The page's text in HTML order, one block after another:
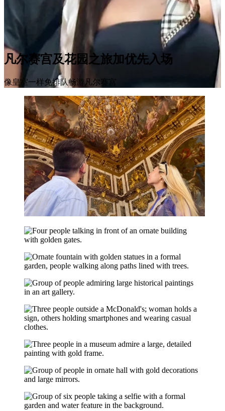
凡尔赛宫及花园之旅加优先入场
像皇室一样免排队畅游凡尔赛宫